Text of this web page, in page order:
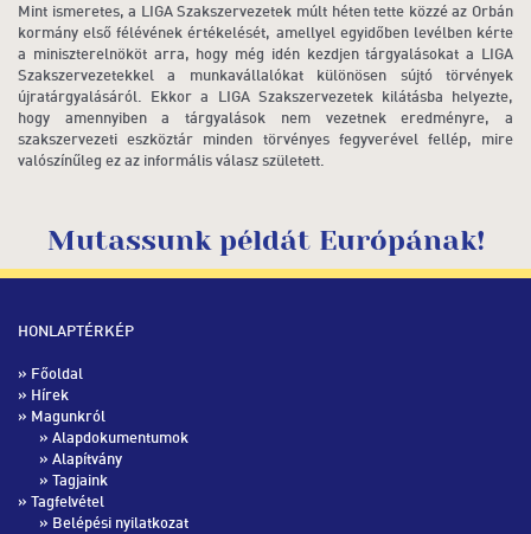
Mint ismeretes, a LIGA Szakszervezetek múlt héten tette közzé az Orbán
kormány első félévének értékelését, amellyel egyidőben levélben kérte
a miniszterelnököt arra, hogy még idén kezdjen tárgyalásokat a LIGA
Szakszervezetekkel a munkavállalókat különösen sújtó törvények
újratárgyalásáról. Ekkor a LIGA Szakszervezetek kilátásba helyezte,
hogy amennyiben a tárgyalások nem vezetnek eredményre, a
szakszervezeti eszköztár minden törvényes fegyverével fellép, mire
valószínűleg ez az informális válasz született.
Mutassunk példát Európának!
HONLAPTÉRKÉP
» Főoldal
» Hírek
» Magunkról
» Alapdokumentumok
» Alapítvány
» Tagjaink
» Tagfelvétel
» Belépési nyilatkozat